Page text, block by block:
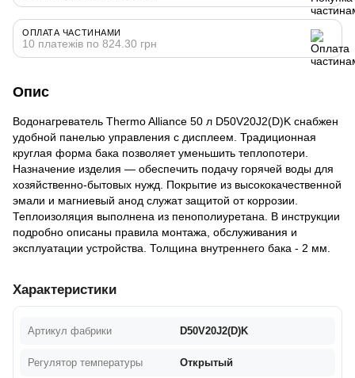
ОПЛАТА ЧАСТИНАМИ
10 платежів по 824.30 грн
Опис
Водонагреватель Thermo Alliance 50 л D50V20J2(D)K снабжен
удобной панелью управления с дисплеем. Традиционная
круглая форма бака позволяет уменьшить теплопотери.
Назначение изделия — обеспечить подачу горячей воды для
хозяйственно-бытовых нужд. Покрытие из высококачественной
эмали и магниевый анод служат защитой от коррозии.
Теплоизоляция выполнена из пенополиуретана. В инструкции
подробно описаны правила монтажа, обслуживания и
эксплуатации устройства. Толщина внутреннего бака - 2 мм.
Характеристики
Артикул фабрики D50V20J2(D)K
Регулятор температуры Открытый